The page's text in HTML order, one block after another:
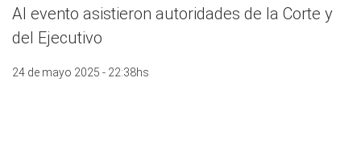
Al evento asistieron autoridades de la Corte y
del Ejecutivo
24 de mayo 2025 - 22:38hs